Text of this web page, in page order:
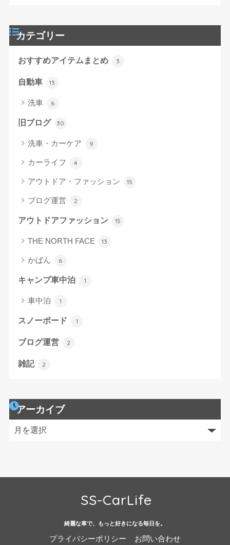
カテゴリー
おすすめアイテムまとめ 3
自動車 13
洗車 6
旧ブログ 30
洗車・カーケア 9
カーライフ 4
アウトドア・ファッション 15
ブログ運営 2
アウトドアファッション 15
THE NORTH FACE 13
かばん 6
キャンプ車中泊 1
車中泊 1
スノーボード 1
ブログ運営 2
雑記 2
アーカイブ
SS-CarLife
綺麗な車で、もっと好きになる毎日を。
プライバシーポリシー お問い合わせ